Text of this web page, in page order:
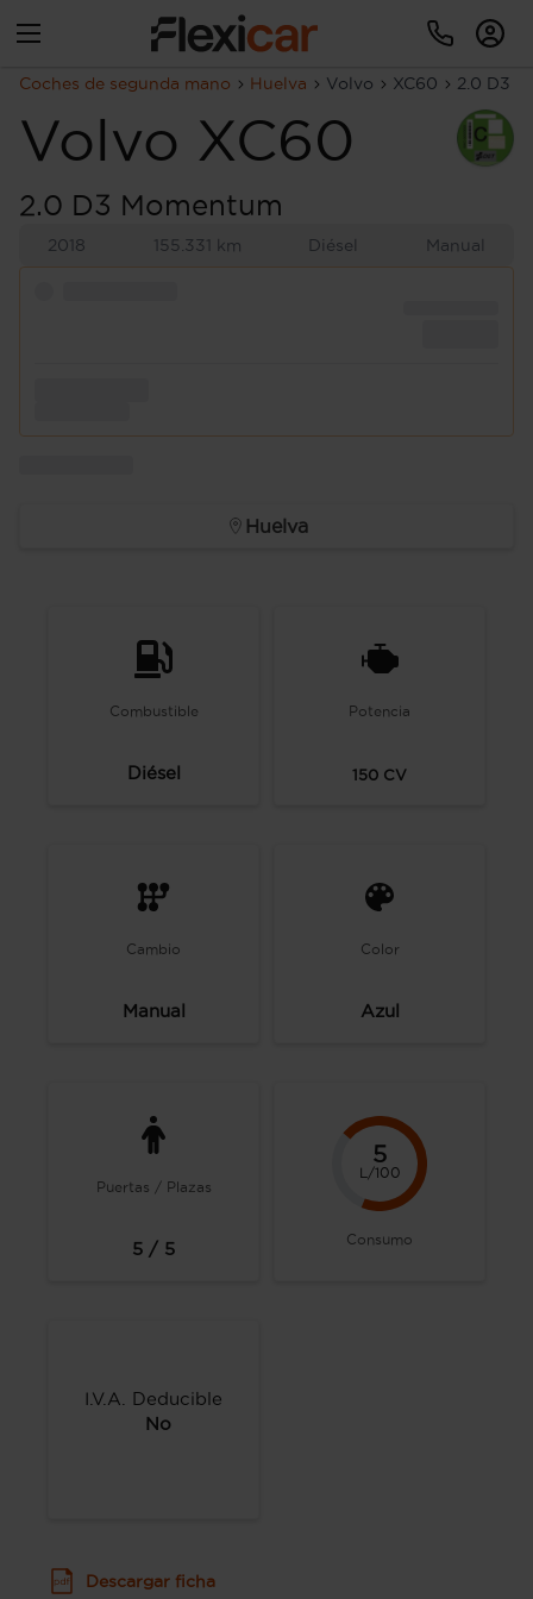
Coches de segunda mano Huelva Volvo XC60 2.0 D3
Volvo XC60
2.0 D3 Momentum
2018 155.331 km Diésel Manual
Huelva
Combustible
Diésel
Potencia
150 CV
Cambio
Manual
Color
Azul
Puertas / Plazas
5 / 5
5
L/100
Consumo
I.V.A. Deducible
No
Descargar ficha